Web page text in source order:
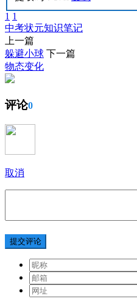
1 1
中考状元知识笔记
上一篇
躲避小球 下一篇
物态变化
评论0
取消
提交评论